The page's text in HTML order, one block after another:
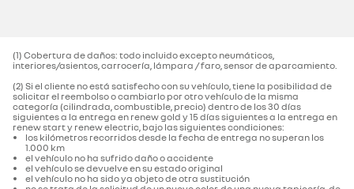
(1) Cobertura de daños: todo incluido excepto neumáticos,
interiores/asientos, carrocería, lámpara / faro, sensor de aparcamiento.‌
(2) Si el cliente no está satisfecho con su vehículo, tiene la posibilidad de
solicitar el reembolso o cambiarlo por otro vehículo de la misma
categoría (cilindrada, combustible, precio) dentro de los 30 días
siguientes a la entrega en renew gold y 15 días siguientes a la entrega en
renew start y renew electric, bajo las siguientes condiciones:
los kilómetros recorridos desde la fecha de entrega no superan los
1.000 km
el vehículo no ha sufrido daño o accidente
el vehículo se devuelve en su estado original
el vehículo no ha sido ya objeto de otra sustitución